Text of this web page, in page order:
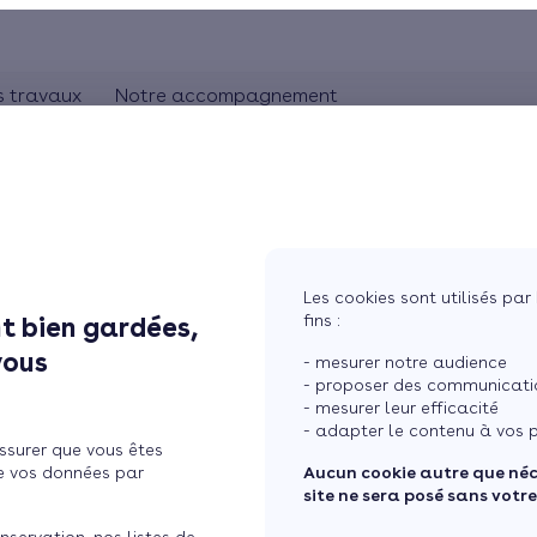
bien gardées,
que vous êtes
vos données par
Les cookies sont utilisés
fins :
- mesurer notre audience
- proposer des
- mesurer leur efficacité
- adapter le contenu à vos
Aucun cookie autre que
site ne sera posé sans
travaux
Chauffage au bois
Chauffage solaire
Thermostat connecté
Notre accompagnement
en profiter en